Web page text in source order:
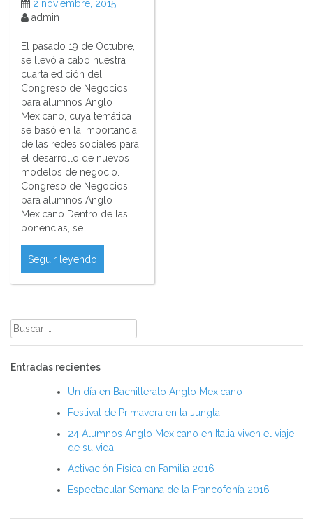
2 noviembre, 2015
admin
El pasado 19 de Octubre,
se llevó a cabo nuestra
cuarta edición del
Congreso de Negocios
para alumnos Anglo
Mexicano, cuya temática
se basó en la importancia
de las redes sociales para
el desarrollo de nuevos
modelos de negocio.
Congreso de Negocios
para alumnos Anglo
Mexicano Dentro de las
ponencias, se…
Seguir leyendo
Buscar:
Entradas recientes
Un día en Bachillerato Anglo Mexicano
Festival de Primavera en la Jungla
24 Alumnos Anglo Mexicano en Italia viven el viaje
de su vida.
Activación Física en Familia 2016
Espectacular Semana de la Francofonía 2016